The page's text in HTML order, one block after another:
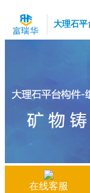
大理石平
在线客服